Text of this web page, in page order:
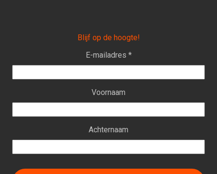
Blijf op de hoogte!
E-mailadres *
Voornaam
Achternaam